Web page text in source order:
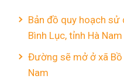
Bản đồ quy hoạch sử
Bình Lục, tỉnh Hà Nam
Đường sẽ mở ở xã Bồ
Nam